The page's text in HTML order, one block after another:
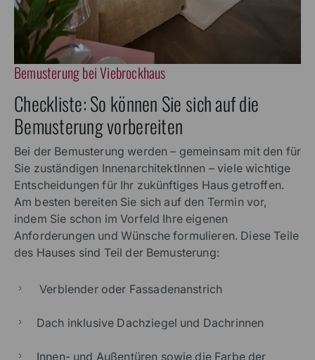
Bemusterung bei Viebrockhaus
Checkliste: So können Sie sich auf die
Bemusterung vorbereiten
Bei der Bemusterung werden – gemeinsam mit den für
Sie zuständigen InnenarchitektInnen – viele wichtige
Entscheidungen für Ihr zukünftiges Haus getroffen.
Am besten bereiten Sie sich auf den Termin vor,
indem Sie schon im Vorfeld Ihre eigenen
Anforderungen und Wünsche formulieren. Diese Teile
des Hauses sind Teil der Bemusterung:
Verblender oder Fassadenanstrich
Dach inklusive Dachziegel und Dachrinnen
Innen- und Außentüren sowie die Farbe der